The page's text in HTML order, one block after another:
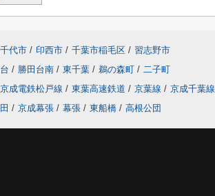
代市 / 印西市 / 千葉市稲毛区 / 習志野市
/ 勝田台南 / 東千葉 / 鵜の森町 / 二子町
京成電鉄松戸線 / 東葉高速鉄道 / 京葉線 / 京成千葉線
/ 京成幕張 / 幕張 / 東船橋 / 高根公団